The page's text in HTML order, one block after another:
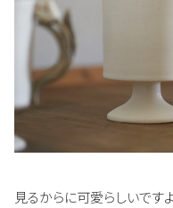
見るからに可愛らしいです